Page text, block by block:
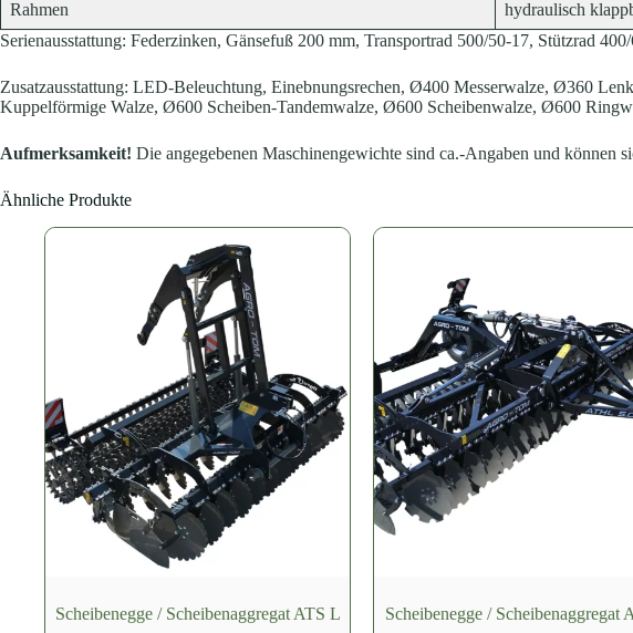
Rahmen
hydraulisch
Serienausstattung: Federzinken, Gänsefuß 200 mm, Transportrad 500/50-17, Stützrad
Zusatzausstattung: LED-Beleuchtung, Einebnungsrechen, Ø400 Messerwalze, Ø360
Kuppelförmige Walze, Ø600 Scheiben-Tandemwalze, Ø600 Scheibenwalze, Ø600
Aufmerksamkeit! Die angegebenen Maschinengewichte sind ca.-Angaben und können
Ähnliche Produkte
Scheibenegge / Scheibenaggregat ATS L Scheibenegge / Scheibenaggregat